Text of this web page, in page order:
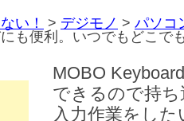
い！ > デジモノ > パソコ
も便利。いつでもどこで
MOBO
できるので持
入力作業をした